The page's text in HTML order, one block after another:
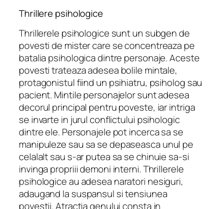
Thrillere psihologice
Thrillerele psihologice sunt un subgen de
povesti de mister care se concentreaza pe
batalia psihologica dintre personaje. Aceste
povesti trateaza adesea bolile mintale,
protagonistul fiind un psihiatru, psiholog sau
pacient. Mintile personajelor sunt adesea
decorul principal pentru poveste, iar intriga
se invarte in jurul conflictului psihologic
dintre ele. Personajele pot incerca sa se
manipuleze sau sa se depaseasca unul pe
celalalt sau s-ar putea sa se chinuie sa-si
invinga propriii demoni interni. Thrillerele
psihologice au adesea naratori nesiguri,
adaugand la suspansul si tensiunea
povestii. Atractia genului consta in